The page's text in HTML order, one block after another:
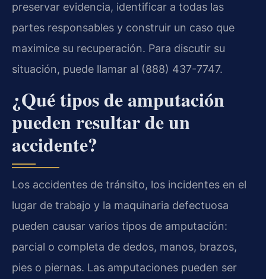
preservar evidencia, identificar a todas las
partes responsables y construir un caso que
maximice su recuperación. Para discutir su
situación, puede llamar al (888) 437-7747.
¿Qué tipos de amputación
pueden resultar de un
accidente?
Los accidentes de tránsito, los incidentes en el
lugar de trabajo y la maquinaria defectuosa
pueden causar varios tipos de amputación:
parcial o completa de dedos, manos, brazos,
pies o piernas. Las amputaciones pueden ser